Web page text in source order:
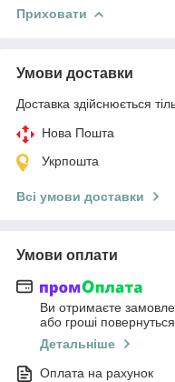
Приховати
Умови доставки
Доставка здійснюється
Нова Пошта
Укрпошта
Всі умови доставки
Умови оплати
Ви отримаєте
або гроші
Детальніше
Оплата на рахунок